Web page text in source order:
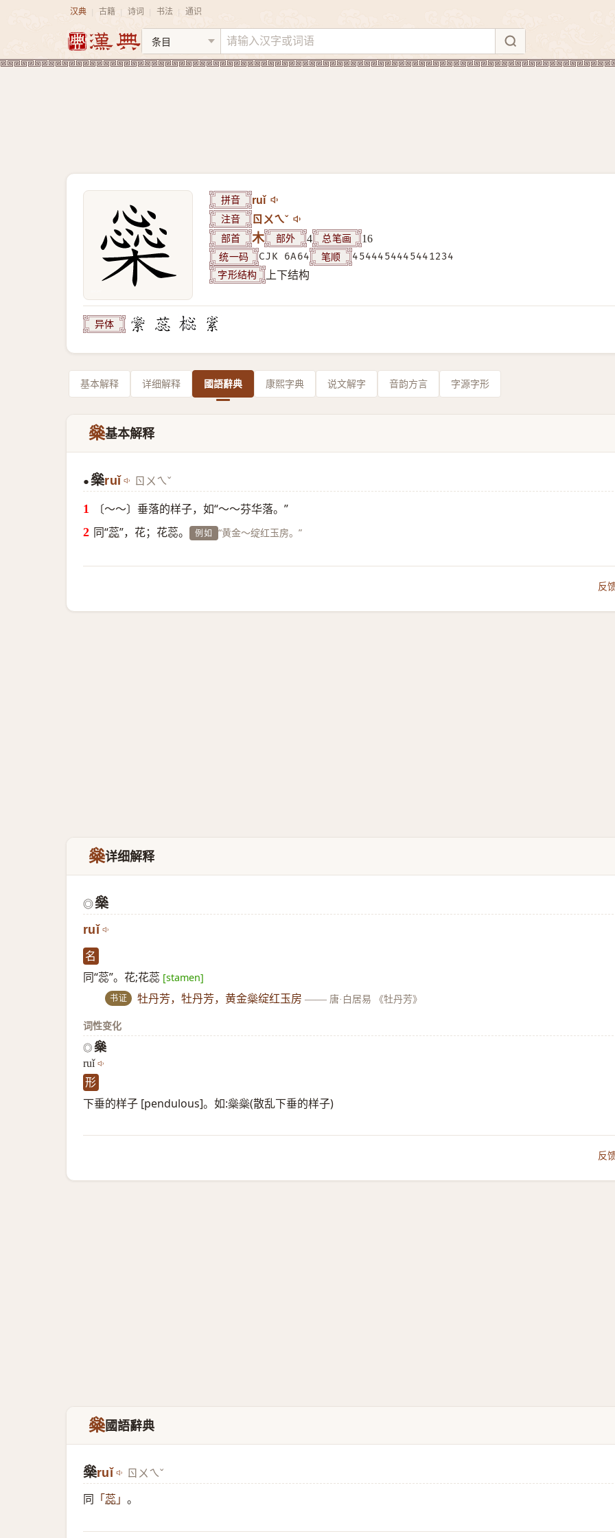
汉典 古籍 诗词 书法 通识
拼音 ruǐ
注音 ㄖㄨㄟˇ
部首 木 部外 4 总笔画 16
统一码 CJK 6A64 笔顺 4544454445441234
字形结构 上下结构
异体
基本解释 详细解释 國語辭典 康熙字典 说文解字 音韵方言 字源字形
橤基本解释
● 橤ruǐ ㄖㄨㄟˇ
〔～～〕垂落的样子，如“～～芬华落。”
同“蕊”，花；花蕊。 例如 “黄金～绽红玉房。”
反
橤详细解释
◎橤
ruǐ
名
同“蕊”。花;花蕊 [stamen]
书证 牡丹芳，牡丹芳，黄金橤绽红玉房 —— 唐·白居易 《牡丹芳》
词性变化
◎ 橤
ruǐ
形
下垂的样子 [pendulous]。如:橤橤(散乱下垂的样子)
反
橤國語辭典
橤ruǐ ㄖㄨㄟˇ
同 「 蕊 」 。